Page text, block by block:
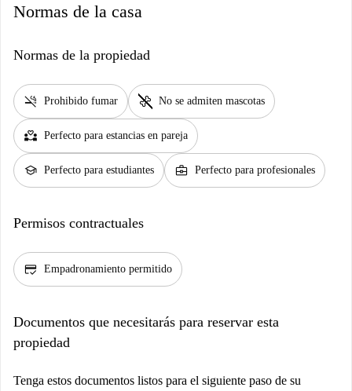
Normas de la casa
Normas de la propiedad
smoke_free Prohibido fumar pet_supplies No se admiten mascotas
partner_heart Perfecto para estancias en pareja
school Perfecto para estudiantes business_center Perfecto para profesionales
Permisos contractuales
credit_score Empadronamiento permitido
Documentos que necesitarás para reservar esta
propiedad
Tenga estos documentos listos para el siguiente paso de su